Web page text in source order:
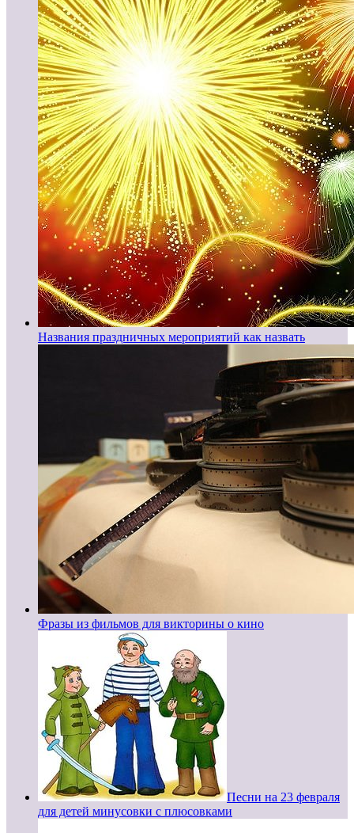
Названия праздничных мероприятий как назвать
Фразы из фильмов для викторины о кино
Песни на 23 февраля
для детей минусовки с плюсовками